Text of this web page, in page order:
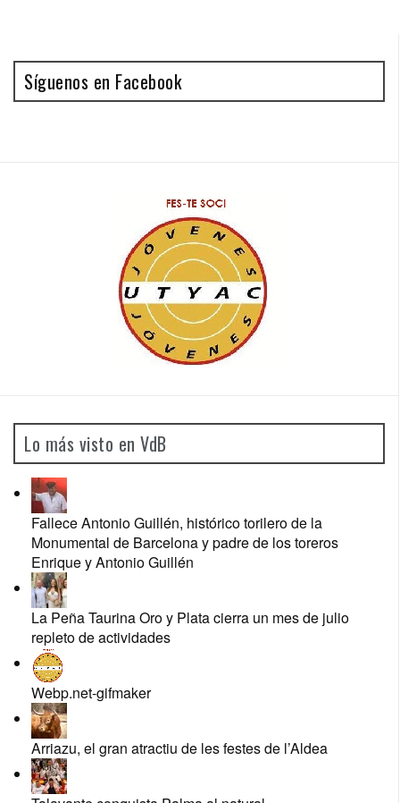
Síguenos en Facebook
Lo más visto en VdB
Fallece Antonio Guillén, histórico torilero de la
Monumental de Barcelona y padre de los toreros
Enrique y Antonio Guillén
La Peña Taurina Oro y Plata cierra un mes de julio
repleto de actividades
Webp.net-gifmaker
Arriazu, el gran atractiu de les festes de l’Aldea